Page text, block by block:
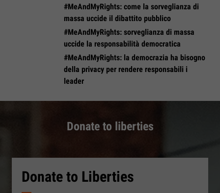
#MeAndMyRights: come la sorveglianza di
massa uccide il dibattito pubblico
#MeAndMyRights: sorveglianza di massa
uccide la responsabilità democratica
#MeAndMyRights: la democrazia ha bisogno
della privacy per rendere responsabili i
leader
Donate to liberties
Donate to Liberties